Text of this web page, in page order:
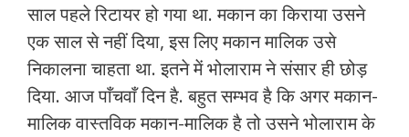
साल पहले रिटायर हो गया था. मकान का किराया उसने
एक साल से नहीं दिया, इस लिए मकान मालिक उसे
निकालना चाहता था. इतने में भोलाराम ने संसार ही छोड़
दिया. आज पाँचवाँ दिन है. बहुत सम्भव है कि अगर मकान-
मालिक वास्तविक मकान-मालिक है तो उसने भोलाराम के